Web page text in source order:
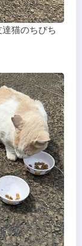
猫のちびち